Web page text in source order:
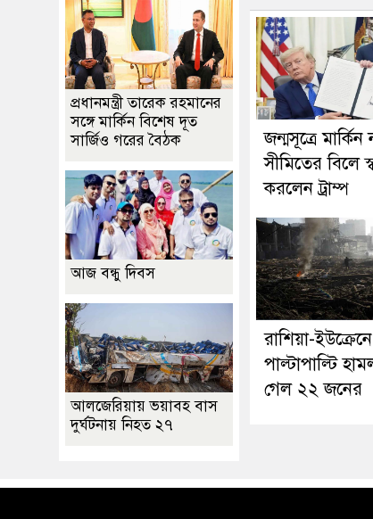
জন্মসূত্রে মার্কিন
সীমিতের বিলে
করলেন ট্রাম্প
রাশিয়া-
পাল্টাপাল্টি
গেল ২২ জনের
প্রধানমন্ত্রী তারেক রহমানের
সঙ্গে মার্কিন বিশেষ দূত
সার্জিও গরের বৈঠক
আজ বন্ধু দিবস
আলজেরিয়ায় ভয়াবহ বাস
দুর্ঘটনায় নিহত ২৭